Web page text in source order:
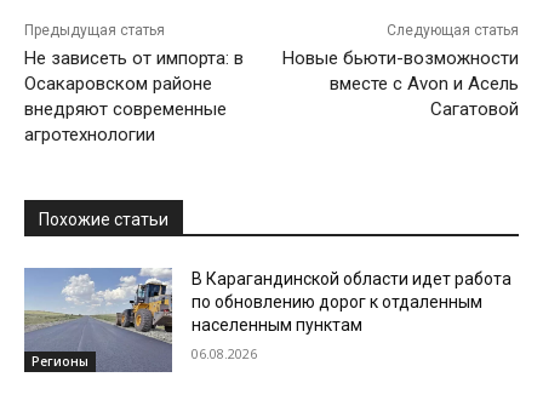
Предыдущая статья
Не зависеть от импорта: в
Осакаровском районе
внедряют современные
агротехнологии
Следующая статья
Новые бьюти-возможности
вместе с Avon и Асель
Сагатовой
Похожие статьи
Регионы
В Карагандинской области идет работа
по обновлению дорог к отдаленным
населенным пунктам
06.08.2026